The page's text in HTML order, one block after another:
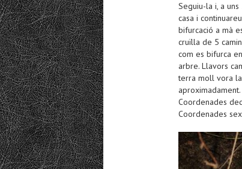
Seguiu-la i, a
casa i
bifurcació a mà
cruïlla de 5
com es bifurca
arbre. Llavors
terra moll vora
aproximadament.
Coordenades
Coordenades